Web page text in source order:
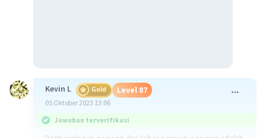
Kevin L Gold Level 87
05 Oktober 2023 13:06
Jawaban terverifikasi